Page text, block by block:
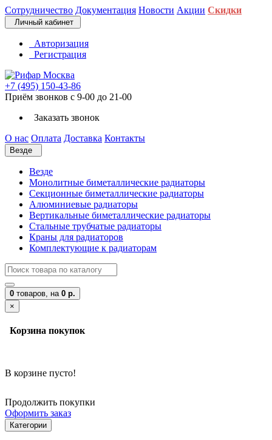
Сотрудничество Документация Новости Акции Скидки
Личный кабинет
Авторизация
Регистрация
+7 (495) 150-43-86
Приём звонков с 9-00 до 21-00
Заказать звонок
О нас Оплата Доставка Контакты
Везде
Везде
Монолитные биметаллические радиаторы
Секционные биметаллические радиаторы
Алюминиевые радиаторы
Вертикальные биметаллические радиаторы
Стальные трубчатые радиаторы
Краны для радиаторов
Комплектующие к радиаторам
0 товаров, на 0 р.
×
Корзина покупок
В корзине пусто!
Продолжить покупки
Оформить заказ
Категории